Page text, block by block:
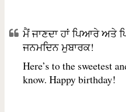
ਮੈਂ ਜਾਣਦਾ ਹਾਂ ਪਿਆਰੇ ਅਤੇ
ਜਨਮਦਿਨ ਮੁਬਾਰਕ!
Here’s to the sweetest
know. Happy birthday!